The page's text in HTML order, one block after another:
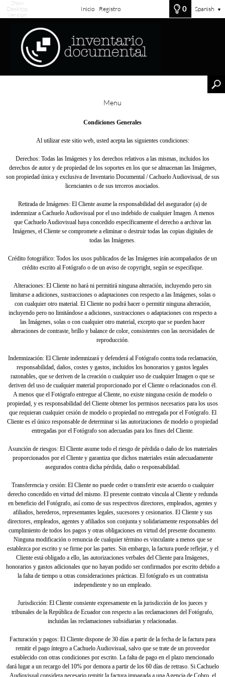
Show
Desktop
Version
Inicio Registro 0 Spanish ▼
Menu
Condiciones Generales
Al utilizar este sitio web, usted acepta las siguientes condiciones:
Derechos: Todas las Imágenes y los derechos relativos a las mismas, incluidos los
derechos de autor y de propiedad de los soportes en los que se almacenan las Imágenes,
son propiedad única y exclusiva de Inventario Documental / Cachuelo Audiovisual, de sus
licenciantes o de sus terceros asociados.
Retirada de Imágenes: El Cliente asume la responsabilidad del asegurador (a) de
indemnizar a Cachuelo Audiovisual por el uso indebido de cualquier Imagen. A menos
que Cachuelo Audiovisual haya concedido específicamente el derecho a archivar las
Imágenes, el Cliente se compromete a eliminar o destruir todas las copias digitales de
todas las Imágenes.
Crédito fotográfico: Todos los usos publicados de las Imágenes irán acompañados de un
crédito escrito al Fotógrafo o de un aviso de copyright, según se especifique.
Alteraciones: El Cliente no hará ni permitirá ninguna alteración, incluyendo pero sin
limitarse a adiciones, sustracciones o adaptaciones con respecto a las Imágenes, solas o
con cualquier otro material. El Cliente no podrá hacer o permitir ninguna alteración,
incluyendo pero no limitándose a adiciones, sustracciones o adaptaciones con respecto a
las Imágenes, solas o con cualquier otro material, excepto que se pueden hacer
alteraciones de contraste, brillo y balance de color, consistentes con las necesidades de
reproducción.
Indemnización: El Cliente indemnizará y defenderá al Fotógrafo contra toda reclamación,
responsabilidad, daños, costes y gastos, incluidos los honorarios y gastos legales
razonables, que se deriven de la creación o cualquier uso de cualquier Imagen o que se
deriven del uso de cualquier material proporcionado por el Cliente o relacionados con él.
A menos que el Fotógrafo entregue al Cliente, no existe ninguna cesión de modelo o
propiedad, y es responsabilidad del Cliente obtener los permisos necesarios para los usos
que requieran cualquier cesión de modelo o propiedad no entregada por el Fotógrafo. El
Cliente es el único responsable de determinar si las autorizaciones de modelo o propiedad
entregadas por el Fotógrafo son adecuadas para los fines del Cliente.
Asunción de riesgos: El Cliente asume todo el riesgo de pérdida o daño de los materiales
proporcionados por el Cliente y garantiza que dichos materiales están adecuadamente
asegurados contra dicha pérdida, daño o responsabilidad.
Transferencia y cesión: El Cliente no puede ceder o transferir este acuerdo o cualquier
derecho concedido en virtud del mismo. El presente contrato vincula al Cliente y redunda
en beneficio del Fotógrafo, así como de sus respectivos directores, empleados, agentes y
afiliados, herederos, representantes legales, sucesores y cesionarios. El Cliente y sus
directores, empleados, agentes y afiliados son conjunta y solidariamente responsables del
cumplimiento de todos los pagos y otras obligaciones en virtud del presente documento.
Ninguna modificación o renuncia de cualquier término es vinculante a menos que se
establezca por escrito y se firme por las partes. Sin embargo, la factura puede reflejar, y el
Cliente está obligado a ello, las autorizaciones verbales del Cliente para Imágenes,
honorarios y gastos adicionales que no hayan podido ser confirmados por escrito debido a
la falta de tiempo u otras consideraciones prácticas. El fotógrafo es un contratista
independiente y no un empleado.
Jurisdicción: El Cliente consiente expresamente en la jurisdicción de los jueces y
tribunales de la República de Ecuador con respecto a las reclamaciones del Fotógrafo,
incluidas las reclamaciones subsidiarias y relacionadas.
Facturación y pagos: El Cliente dispone de 30 días a partir de la fecha de la factura para
remitir el pago íntegro a Cachuelo Audiovisual, salvo que se trate de un proveedor
establecido con otras condiciones por escrito. La falta de pago en el plazo mencionado
dará lugar a un recargo del 10% por demora a partir de los 60 días de retraso. Si Cachuelo
Audiovisual considera necesario remitir la factura impagada a una Agencia de Cobro, el